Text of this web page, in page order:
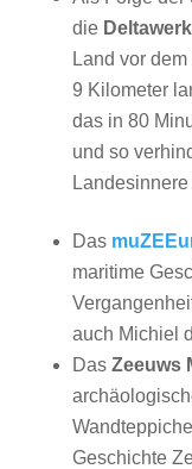
die
Land vor
9 Kilometer
das in 80
und so
Landesinnere
Das
maritime
auch Michiel
Das Zeeuws
Geschichte